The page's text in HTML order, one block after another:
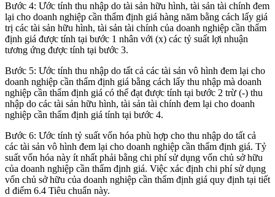
Bước 4: Ước tính thu nhập do tài sản hữu hình, tài sản tài chính đem
lại cho doanh nghiệp cần thẩm định giá hàng năm bằng cách lấy giá
trị các tài sản hữu hình, tài sản tài chính của doanh nghiệp cần thẩm
định giá được tính tại bước 1 nhân với (x) các tỷ suất lợi nhuận
tương ứng được tính tại bước 3.
Bước 5: Ước tính thu nhập do tất cả các tài sản vô hình đem lại cho
doanh nghiệp cần thẩm định giá bằng cách lấy thu nhập mà doanh
nghiệp cần thẩm định giá có thể đạt được tính tại bước 2 trừ (-) thu
nhập do các tài sản hữu hình, tài sản tài chính đem lại cho doanh
nghiệp cần thẩm định giá tính tại bước 4.
Bước 6: Ước tính tỷ suất vốn hóa phù hợp cho thu nhập do tất cả
các tài sản vô hình đem lại cho doanh nghiệp cần thẩm định giá. Tỷ
suất vốn hóa này ít nhất phải bằng chi phí sử dụng vốn chủ sở hữu
của doanh nghiệp cần thẩm định giá. Việc xác định chi phí sử dụng
vốn chủ sở hữu của doanh nghiệp cần thẩm định giá quy định tại tiết
d điểm 6.4 Tiêu chuẩn này.